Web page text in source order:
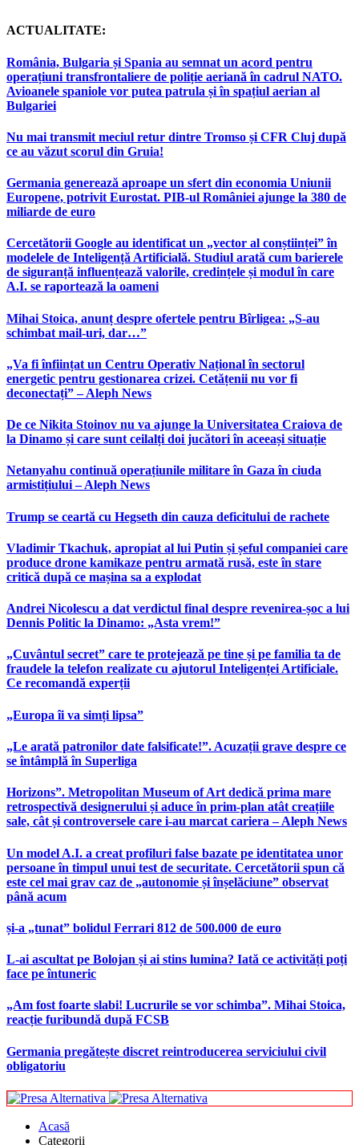
ACTUALITATE:
România, Bulgaria și Spania au semnat un acord pentru
operațiuni transfrontaliere de poliție aeriană în cadrul NATO.
Avioanele spaniole vor putea patrula și în spațiul aerian al
Bulgariei
Nu mai transmit meciul retur dintre Tromso și CFR Cluj după
ce au văzut scorul din Gruia!
Germania generează aproape un sfert din economia Uniunii
Europene, potrivit Eurostat. PIB-ul României ajunge la 380 de
miliarde de euro
Cercetătorii Google au identificat un „vector al conștiinței” în
modelele de Inteligență Artificială. Studiul arată cum barierele
de siguranță influențează valorile, credințele și modul în care
A.I. se raportează la oameni
Mihai Stoica, anunț despre ofertele pentru Bîrligea: „S-au
schimbat mail-uri, dar…”
„Va fi înființat un Centru Operativ Național în sectorul
energetic pentru gestionarea crizei. Cetățenii nu vor fi
deconectați” – Aleph News
De ce Nikita Stoinov nu va ajunge la Universitatea Craiova de
la Dinamo și care sunt ceilalți doi jucători în aceeași situație
Netanyahu continuă operațiunile militare în Gaza în ciuda
armistițiului – Aleph News
Trump se ceartă cu Hegseth din cauza deficitului de rachete
Vladimir Tkachuk, apropiat al lui Putin și șeful companiei care
produce drone kamikaze pentru armată rusă, este în stare
critică după ce mașina sa a explodat
Andrei Nicolescu a dat verdictul final despre revenirea-șoc a lui
Dennis Politic la Dinamo: „Asta vrem!”
„Cuvântul secret” care te protejează pe tine și pe familia ta de
fraudele la telefon realizate cu ajutorul Inteligenței Artificiale.
Ce recomandă experții
„Europa îi va simți lipsa”
„Le arată patronilor date falsificate!”. Acuzații grave despre ce
se întâmplă în Superliga
Horizons”. Metropolitan Museum of Art dedică prima mare
retrospectivă designerului și aduce în prim-plan atât creațiile
sale, cât și controversele care i-au marcat cariera – Aleph News
Un model A.I. a creat profiluri false bazate pe identitatea unor
persoane în timpul unui test de securitate. Cercetătorii spun că
este cel mai grav caz de „autonomie și înșelăciune” observat
până acum
și-a „tunat” bolidul Ferrari 812 de 500.000 de euro
L-ai ascultat pe Bolojan și ai stins lumina? Iată ce activități poți
face pe întuneric
„Am fost foarte slabi! Lucrurile se vor schimba”. Mihai Stoica,
reacție furibundă după FCSB
Germania pregătește discret reintroducerea serviciului civil
obligatoriu
Acasă
Categorii